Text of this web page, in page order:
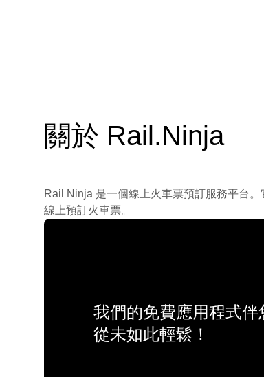
關於 Rail.Ninja
Rail Ninja 是一個線上火車票預訂服務平台
線上預訂火車票。
我們的免費應用程式
從未如此輕鬆！